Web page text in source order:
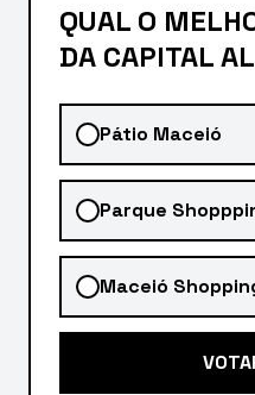
QUAL O
DA CAPITAL
Pátio Maceió
Parque
Maceió